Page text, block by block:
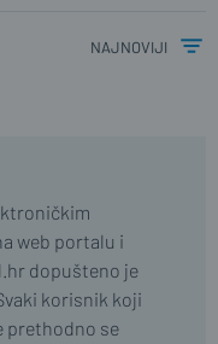
najnoviji
web portalu i
dopušteno je
korisnik koji
prethodno se